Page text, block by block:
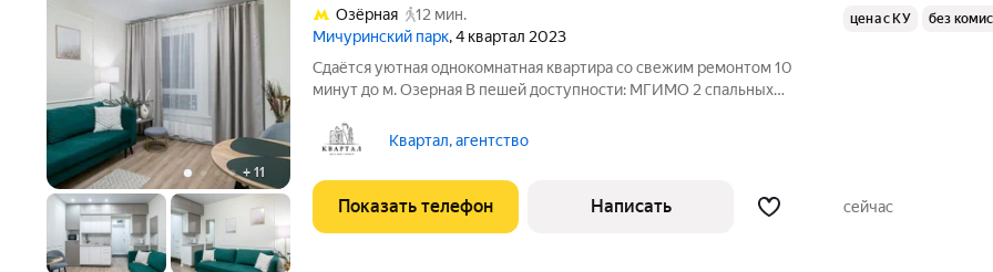
+ 11
Озёрная
12 мин.
Мичуринский парк, 4 квартал 2023
Сдаётся уютная однокомнатная квартира со свежим ремонтом 10
минут до м. Озерная В пешей доступности: МГИМО 2 спальных
кабельное TV, стиральная машина, холодильник, кухонная плита,
СВЧ,
Квартал, агентство
цена с КУ без
Показать телефон Написать сейчас